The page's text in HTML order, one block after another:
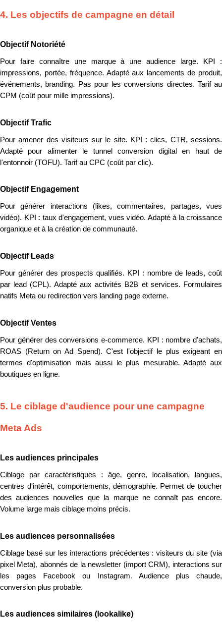
4. Les objectifs de campagne en détail
Objectif Notoriété
Pour faire connaître une marque à une audience large. KPI :
impressions, portée, fréquence. Adapté aux lancements de produit,
événements, branding. Pas pour les conversions directes. Tarif au
CPM (coût pour mille impressions).
Objectif Trafic
Pour amener des visiteurs sur le site. KPI : clics, CTR, sessions.
Adapté pour alimenter le tunnel conversion digital en haut de
l'entonnoir (TOFU). Tarif au CPC (coût par clic).
Objectif Engagement
Pour générer interactions (likes, commentaires, partages, vues
vidéo). KPI : taux d'engagement, vues vidéo. Adapté à la croissance
organique et à la création de communauté.
Objectif Leads
Pour générer des prospects qualifiés. KPI : nombre de leads, coût
par lead (CPL). Adapté aux activités B2B et services. Formulaires
natifs Meta ou redirection vers landing page externe.
Objectif Ventes
Pour générer des conversions e-commerce. KPI : nombre d'achats,
ROAS (Return on Ad Spend). C'est l'objectif le plus exigeant en
termes d'optimisation mais aussi le plus mesurable. Adapté aux
boutiques en ligne.
5. Le ciblage d'audience pour une campagne
Meta Ads
Les audiences principales
Ciblage par caractéristiques : âge, genre, localisation, langues,
centres d'intérêt, comportements, démographie. Permet de toucher
des audiences nouvelles que la marque ne connaît pas encore.
Volume large mais ciblage moins précis.
Les audiences personnalisées
Ciblage basé sur les interactions précédentes : visiteurs du site (via
pixel Meta), abonnés de la newsletter (import CRM), interactions sur
les pages Facebook ou Instagram. Audience plus chaude,
conversion plus probable.
Les audiences similaires (lookalike)